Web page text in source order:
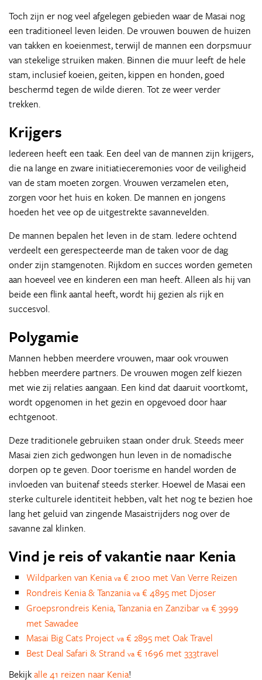
Toch zijn er nog veel afgelegen gebieden waar de Masai nog
een traditioneel leven leiden. De vrouwen bouwen de huizen
van takken en koeienmest, terwijl de mannen een dorpsmuur
van stekelige struiken maken. Binnen die muur leeft de hele
stam, inclusief koeien, geiten, kippen en honden, goed
beschermd tegen de wilde dieren. Tot ze weer verder
trekken.
Krijgers
Iedereen heeft een taak. Een deel van de mannen zijn krijgers,
die na lange en zware initiatieceremonies voor de veiligheid
van de stam moeten zorgen. Vrouwen verzamelen eten,
zorgen voor het huis en koken. De mannen en jongens
hoeden het vee op de uitgestrekte savannevelden.
De mannen bepalen het leven in de stam. Iedere ochtend
verdeelt een gerespecteerde man de taken voor de dag
onder zijn stamgenoten. Rijkdom en succes worden gemeten
aan hoeveel vee en kinderen een man heeft. Alleen als hij van
beide een flink aantal heeft, wordt hij gezien als rijk en
succesvol.
Polygamie
Mannen hebben meerdere vrouwen, maar ook vrouwen
hebben meerdere partners. De vrouwen mogen zelf kiezen
met wie zij relaties aangaan. Een kind dat daaruit voortkomt,
wordt opgenomen in het gezin en opgevoed door haar
echtgenoot.
Deze traditionele gebruiken staan onder druk. Steeds meer
Masai zien zich gedwongen hun leven in de nomadische
dorpen op te geven. Door toerisme en handel worden de
invloeden van buitenaf steeds sterker. Hoewel de Masai een
sterke culturele identiteit hebben, valt het nog te bezien hoe
lang het geluid van zingende Masaistrijders nog over de
savanne zal klinken.
Vind je reis of vakantie naar Kenia
Wildparken van Kenia va € 2100 met Van Verre Reizen
Rondreis Kenia & Tanzania va € 4895 met Djoser
Groepsrondreis Kenia, Tanzania en Zanzibar va € 3999
met Sawadee
Masai Big Cats Project va € 2895 met Oak Travel
Best Deal Safari & Strand va € 1696 met 333travel
Bekijkalle 41 reizen naar Kenia!